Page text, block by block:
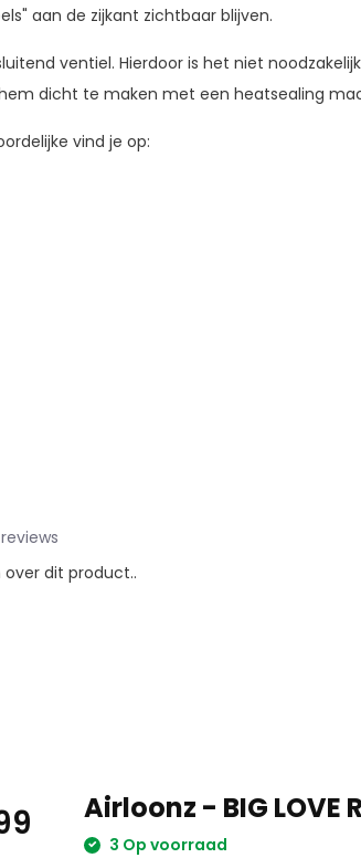
aan de zijkant zichtbaar blijven.
ventiel. Hierdoor is het niet
dicht te maken met een heatsealing
vind je op:
over dit product..
Airloonz - BIG
3 Op voorraad